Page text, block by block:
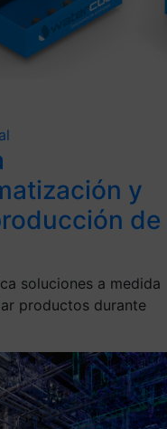
y
de
soluciones a medida
productos durante